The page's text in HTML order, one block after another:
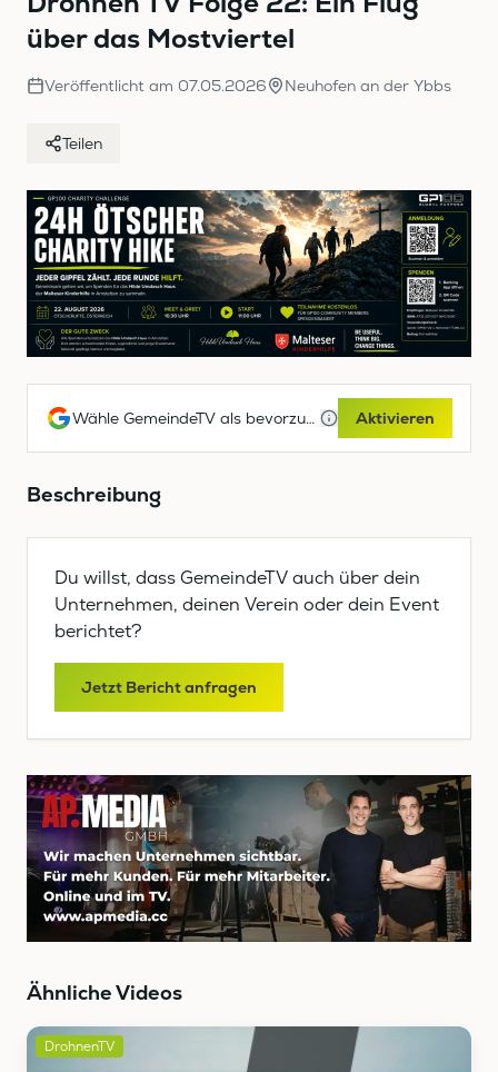
seconds
über das Mostviertel
Veröffentlicht am 07.05.2026 Neuhofen an der Ybbs
Teilen
Wähle GemeindeTV als bevorzugte Google-Quelle Aktivieren
Beschreibung
Du willst, dass GemeindeTV auch über dein
Unternehmen, deinen Verein oder dein Event
berichtet?
Jetzt Bericht anfragen
Ähnliche Videos
DrohnenTV